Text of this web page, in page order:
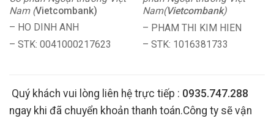
Nam (Vietcombank)
– HO DINH ANH
– STK: 0041000217623
Nam(Vietcombank)
– PHAM THI KIM HIEN
– STK: 1016381733
Quý khách vui lòng liên hệ trực tiếp : 0935.747.288
ngay khi đã chuyển khoản thanh toán.Công ty sẽ vận